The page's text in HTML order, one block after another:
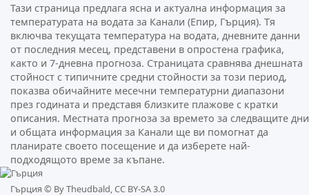
Тази страница предлага ясна и актуална информация за
температурата на водата за Канали (Епир, Гърция). Тя
включва текущата температура на водата, дневните данни
от последния месец, представени в опростена графика,
както и 7-дневна прогноза. Страницата сравнява днешната
стойност с типичните средни стойности за този период,
показва обичайните месечни температурни диапазони
през годината и представя близките плажове с кратки
описания. Местната прогноза за времето за следващите дни
и общата информация за Канали ще ви помогнат да
планирате своето посещение и да изберете най-
подходящото време за къпане.
Гърция © By Theudbald, CC BY-SA 3.0